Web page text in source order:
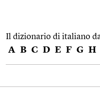
Il dizionario di italiano
A B C D E F G H